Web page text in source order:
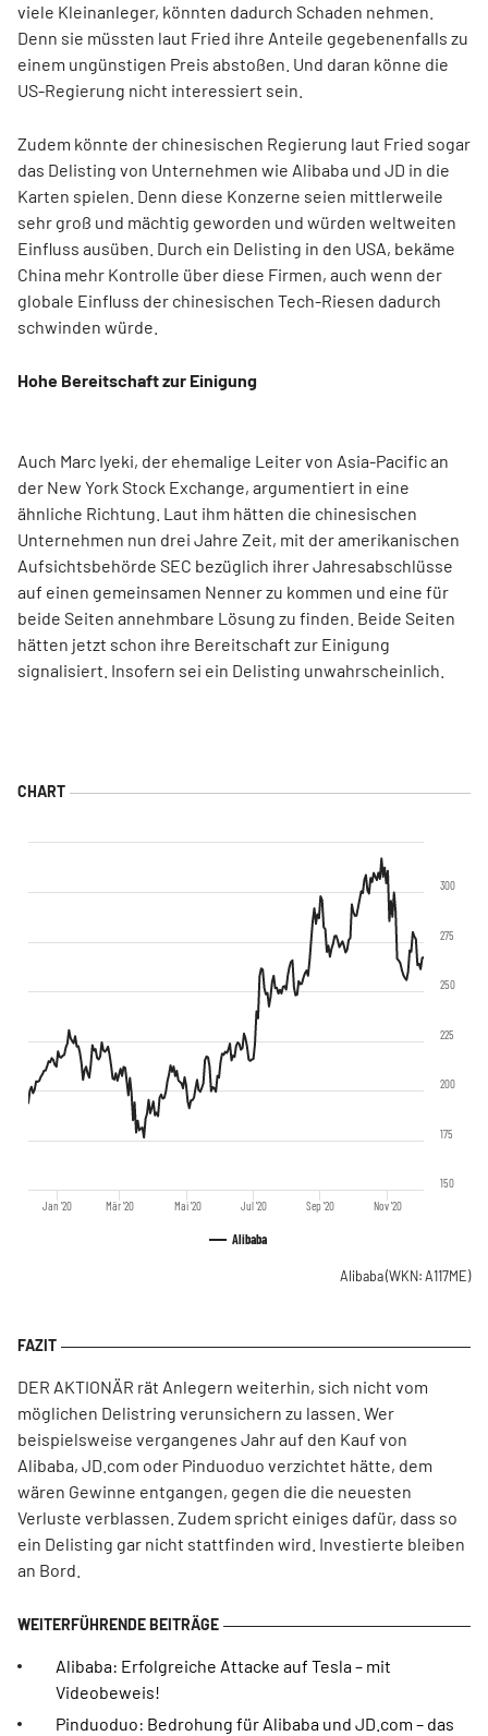
viele Kleinanleger, könnten dadurch Schaden nehmen.
Denn sie müssten laut Fried ihre Anteile gegebenenfalls zu
einem ungünstigen Preis abstoßen. Und daran könne die
US-Regierung nicht interessiert sein.
Zudem könnte der chinesischen Regierung laut Fried sogar
das Delisting von Unternehmen wie Alibaba und JD in die
Karten spielen. Denn diese Konzerne seien mittlerweile
sehr groß und mächtig geworden und würden weltweiten
Einfluss ausüben. Durch ein Delisting in den USA, bekäme
China mehr Kontrolle über diese Firmen, auch wenn der
globale Einfluss der chinesischen Tech-Riesen dadurch
schwinden würde.
Hohe Bereitschaft zur Einigung
Auch Marc Iyeki, der ehemalige Leiter von Asia-Pacific an
der New York Stock Exchange, argumentiert in eine
ähnliche Richtung. Laut ihm hätten die chinesischen
Unternehmen nun drei Jahre Zeit, mit der amerikanischen
Aufsichtsbehörde SEC bezüglich ihrer Jahresabschlüsse
auf einen gemeinsamen Nenner zu kommen und eine für
beide Seiten annehmbare Lösung zu finden. Beide Seiten
hätten jetzt schon ihre Bereitschaft zur Einigung
signalisiert. Insofern sei ein Delisting unwahrscheinlich.
Alibaba
Jan '20 Mär '20 Mai '20 Jul '20 Sep '20 Nov '20
150
175
200
225
250
275
300
Alibaba(WKN: A117ME)
DER AKTIONÄR rät Anlegern weiterhin, sich nicht vom
möglichen Delistring verunsichern zu lassen. Wer
beispielsweise vergangenes Jahr auf den Kauf von
Alibaba, JD.com oder Pinduoduo verzichtet hätte, dem
wären Gewinne entgangen, gegen die die neuesten
Verluste verblassen. Zudem spricht einiges dafür, dass so
ein Delisting gar nicht stattfinden wird. Investierte bleiben
an Bord.
Alibaba: Erfolgreiche Attacke auf Tesla – mit
Videobeweis!
Pinduoduo: Bedrohung für Alibaba und JD.com – das